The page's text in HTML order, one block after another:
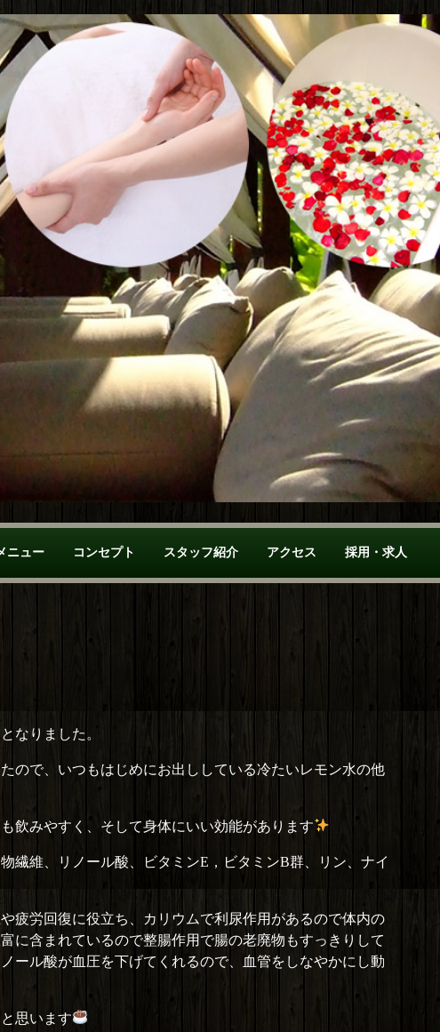
ニュー コンセプト スタッフ紹介 アクセス 採用・求人
なりました。
ので、いつもはじめにお出ししている冷たいレモン水の他
飲みやすく、そして身体にいい効能があります
繊維、リノール酸、ビタミンE，ビタミンB群、リン、ナイ
疲労回復に役立ち、カリウムで利尿作用があるので体内の
に含まれているので整腸作用で腸の老廃物もすっきりして
ール酸が血圧を下げてくれるので、血管をしなやかにし動
思います